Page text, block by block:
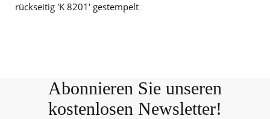
rückseitig 'K 8201' gestempelt
Abonnieren Sie unseren
kostenlosen Newsletter!